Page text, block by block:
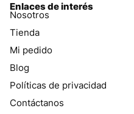
Enlaces de interés
Nosotros
Tienda
Mi pedido
Blog
Políticas de privacidad
Contáctanos